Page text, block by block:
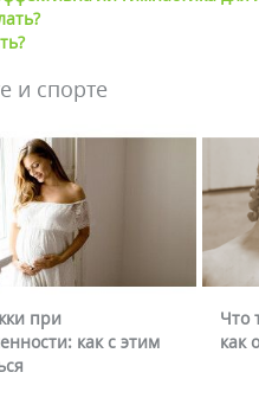
и спорте
при
как с этим
Что
как